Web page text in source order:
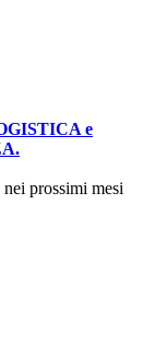
e
prossimi mesi